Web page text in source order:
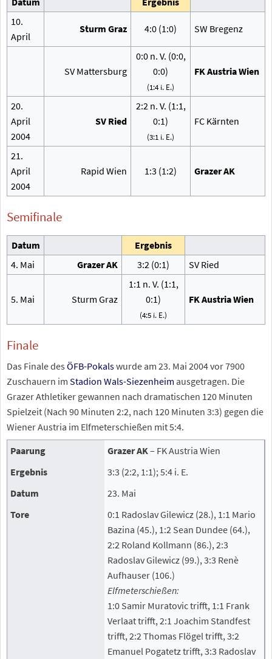
10.
April
Sturm Graz 4:0 (1:0) SW Bregenz
SV Mattersburg
0:0 n. V. (0:0,
0:0)
(1:4 i. E.)
FK Austria Wien
20.
April
2004
SV Ried
2:2 n. V. (1:1,
0:1)
(3:1 i. E.)
FC Kärnten
21.
April
2004
Rapid Wien 1:3 (1:2) Grazer AK
Semifinale
Datum
Ergebnis
4. Mai
Grazer AK 3:2 (0:1) SV Ried
5. Mai Sturm Graz
1:1 n. V. (1:1,
0:1)
(4:5 i. E.)
FK Austria Wien
Finale
Das Finale des ÖFB-Pokalswurde am 23. Mai 2004 vor 7900
Zuschauern im Stadion Wals-Siezenheim ausgetragen. Die
Grazer Athletiker gewannen nach dramatischen 120 Minuten
Spielzeit (Nach 90 Minuten 2:2, nach 120 Minuten 3:3) gegen die
Wiener Austria im Elfmeterschießen mit 5:4.
Paarung
Grazer AK – FK Austria Wien
Ergebnis
3:3 (2:2, 1:1); 5:4 i. E.
Datum
23. Mai
Tore
0:1 Radoslav Gilewicz (28.), 1:1 Mario
Bazina (45.), 1:2 Sean Dundee (64.),
2:2 Roland Kollmann (86.), 2:3
Radoslav Gilewicz (99.), 3:3 Renè
Aufhauser (106.)
Elfmeterschießen:
1:0 Samir Muratovic trifft, 1:1 Frank
Verlaat trifft, 2:1 Joachim Standfest
trifft, 2:2 Thomas Flögel trifft, 3:2
Emanuel Pogatetz trifft, 3:3 Radoslav